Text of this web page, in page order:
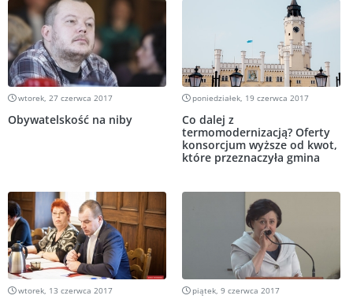
wtorek, 27 czerwca 2017
Obywatelskość na niby
poniedziałek, 19 czerwca 2017
Co dalej z
termomodernizacją? Oferty
konsorcjum wyższe od kwot,
które przeznaczyła gmina
wtorek, 13 czerwca 2017 piątek, 9 czerwca 2017